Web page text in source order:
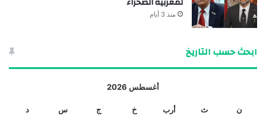
منذ 3 أيام
ابحث حسب التاريخ
أغسطس 2026
ن ث أرب خ ج س د